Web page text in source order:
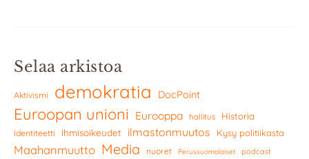
Selaa arkistoa
Aktivismi demokratia DocPoint
Euroopan unioni Eurooppa hallitus Historia
Identiteetti Ihmisoikeudet ilmastonmuutos Kysy politiikasta
Maahanmuutto Media nuoret Perussuomalaiset podcast